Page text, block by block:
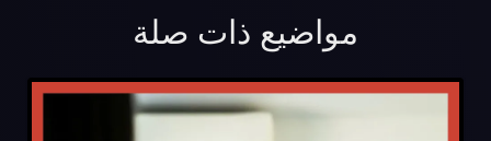
مواضيع ذات صلة